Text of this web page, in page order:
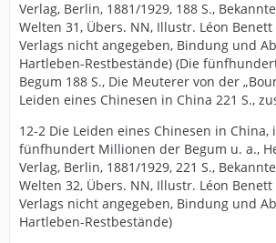
Verlag, Berlin, 1881/1929, 188 S.,
Welten 31, Übers. NN, Illustr. Léon Benett
Verlags nicht angegeben, Bindung und
Hartleben-Restbestände) (Die
Begum 188 S., Die Meuterer von der
Leiden eines Chinesen in China 221 S.,
12-2 Die Leiden eines Chinesen in China,
fünfhundert Millionen der Begum u. a.,
Verlag, Berlin, 1881/1929, 221 S.,
Welten 32, Übers. NN, Illustr. Léon Benett
Verlags nicht angegeben, Bindung und
Hartleben-Restbestände)